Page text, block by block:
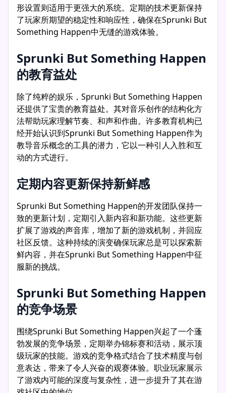
形设置则适用于更强大的系统。定期的技术更新保持
了玩家所期望的稳定性和响应性，确保在Sprunki But
Something Happen中无缝的游戏体验。
Sprunki But Something Happen
的教育益处
除了纯粹的娱乐，Sprunki But Something Happen
还提供了宝贵的教育益处。其对音乐创作的结构化方
法帮助玩家理解节奏、和声和作曲。许多教育机构已
经开始认识到Sprunki But Something Happen作为
教导音乐概念的工具的潜力，它以一种引人入胜和互
动的方式进行。
定期内容更新保持新鲜感
Sprunki But Something Happen的开发团队保持一
致的更新计划，定期引入新内容和新功能。这些更新
扩展了游戏的声音库，增加了新的游戏机制，并回应
社区反馈。这种持续的演变确保玩家总是可以探索新
鲜内容，并在Sprunki But Something Happen中征
服新的挑战。
Sprunki But Something Happen
的竞争场景
围绕Sprunki But Something Happen兴起了一个蓬
勃发展的竞争场景，定期举办锦标赛和活动，展示顶
级玩家的技能。游戏的竞争格式结合了技术精度与创
意表达，带来了令人兴奋的观赛体验。职业玩家展示
了游戏内可能的深度与复杂性，进一步提升了其在游